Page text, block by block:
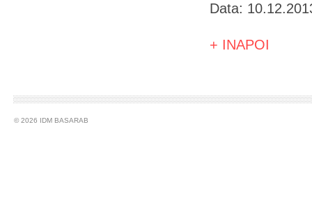
Data:
+ INAPOI
© 2026 IDM BASARAB